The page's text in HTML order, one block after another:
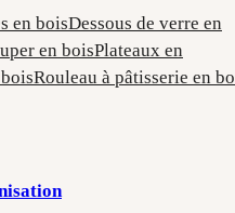
en boisDessous de verre en
en boisPlateaux en
Rouleau à pâtisserie en